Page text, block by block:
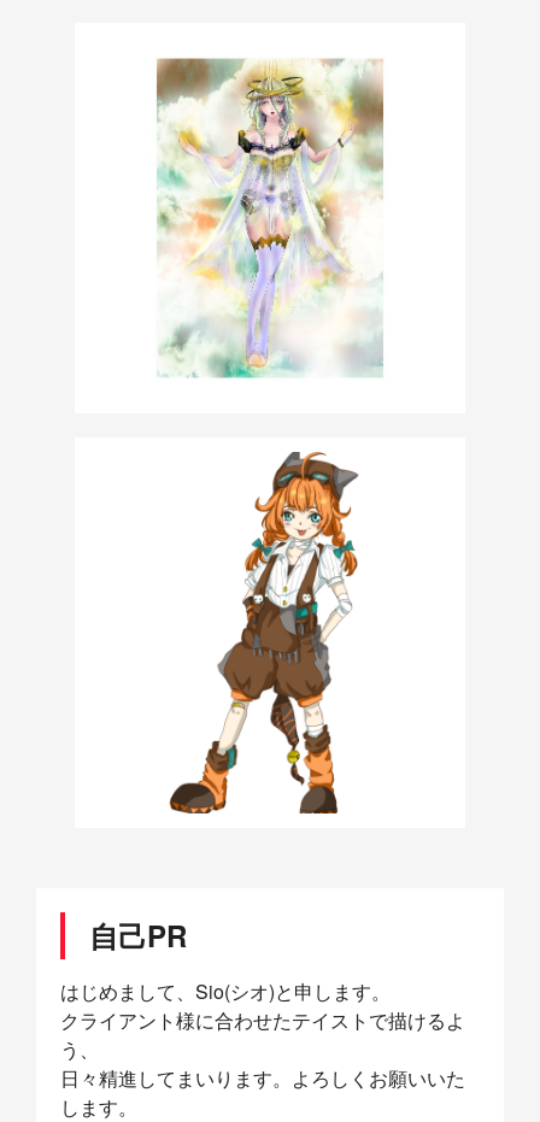
自己PR
はじめまして、Sio(シオ)と申します。
クライアント様に合わせたテイストで描けるよ
う、
日々精進してまいります。よろしくお願いいた
します。